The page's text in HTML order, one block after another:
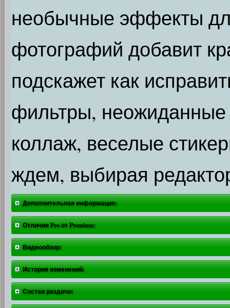
необычные эффекты
фотографий добавит
подскажет как
фильтры,
коллаж, веселые
ждем, выбирая
Дополнительная информация:
Отличия Pro от Premium:
Видеообзор:
История изменений:
Состав раздачи: